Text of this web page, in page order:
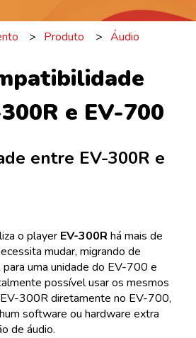
Produto Áudio
e EV-700
entre EV-300R e
o player EV-300R há mais de
mudar, migrando de
uma unidade do EV-700 e
possível usar os mesmos
300R diretamente no EV-700,
software ou hardware extra
de áudio.